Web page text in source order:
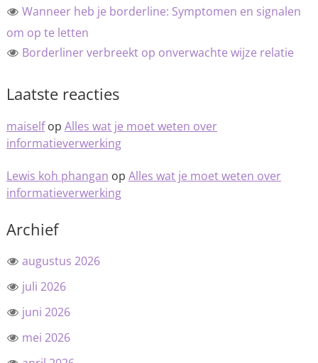
Wanneer heb je borderline: Symptomen en signalen
om op te letten
Borderliner verbreekt op onverwachte wijze relatie
Laatste reacties
maiselfop Alles wat je moet weten over
informatieverwerking
Lewis koh phangan op Alles wat je moet weten over
informatieverwerking
Archief
augustus 2026
juli 2026
juni 2026
mei 2026